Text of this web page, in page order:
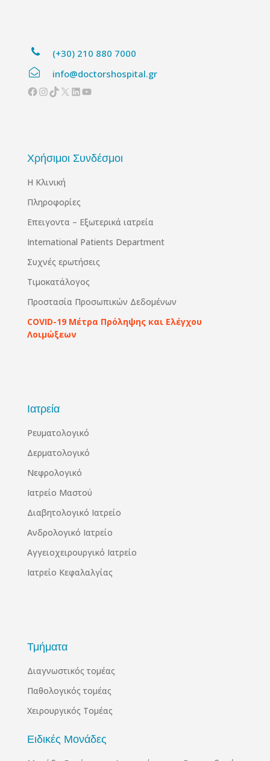
(+30) 210 880 7000
info@doctorshospital.gr
Facebook
Instagram
TikTok
X Linkedin
YouTube
Χρήσιμοι Συνδέσμοι
Η Κλινική
Πληροφορίες
Επειγοντα – Εξωτερικά ιατρεία
International Patients Department
Συχνές ερωτήσεις
Τιμοκατάλογος
Προστασία Προσωπικών Δεδομένων
COVID-19 Μέτρα Πρόληψης και Ελέγχου
Λοιμώξεων
Ιατρεία
Ρευματολογικό
Δερματολογικό
Νεφρολογικό
Ιατρείο Μαστού
Διαβητολογικό Ιατρείο
Ανδρολογικό Ιατρείο
Αγγειοχειρουργικό Ιατρείο
Ιατρείο Κεφαλαλγίας
Τμήματα
Διαγνωστικός τομέας
Παθολογικός τομέας
Χειρουργικός Τομέας
Ειδικές Μονάδες